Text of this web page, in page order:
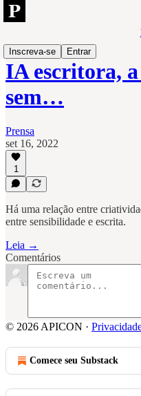
Inscreva-se
Entrar
IA escritora,
sem…
Prensa
set 16, 2022
1
Há uma relação entre
entre sensibilidade e escrita.
Leia →
Comentários
© 2026 APICON ·
Comece seu Substack